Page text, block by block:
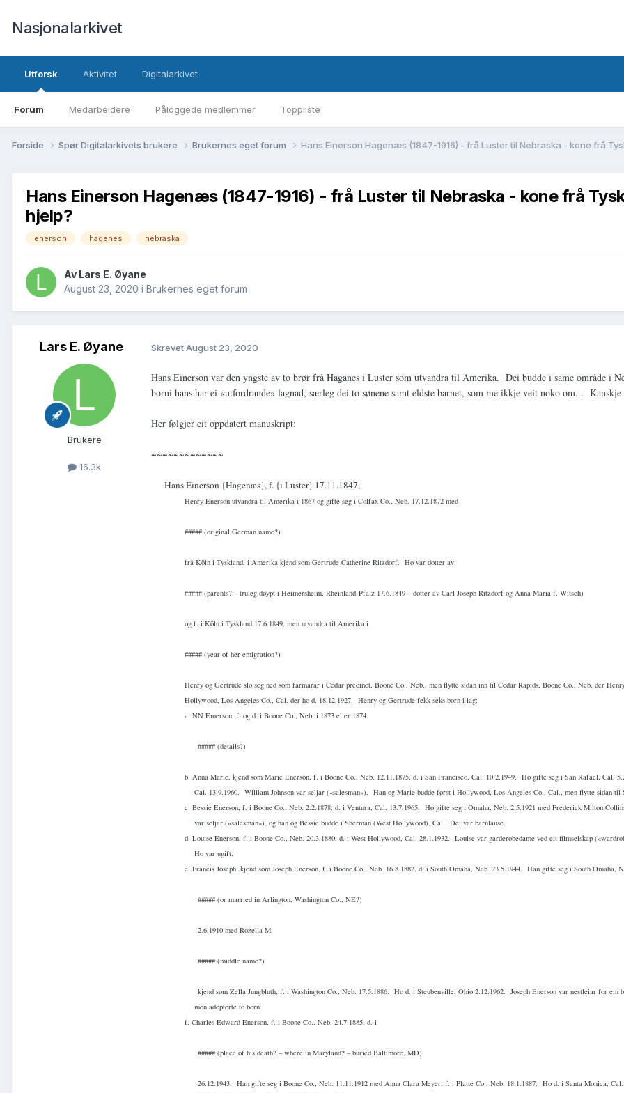
Nasjonalarkivet
Utforsk
Forum Medarbeidere Påloggede medlemmer Toppliste
Aktivitet Digitalarkivet
Forside Spør Digitalarkivets brukere Brukernes eget forum Hans Einerson Hagenæs (1847-1916) - frå Luster til Nebraska - kone frå
Hans Einerson Hagenæs (1847-1916) - frå Luster til Nebraska - kone frå
hjelp?
enerson hagenes nebraska
Av Lars E. Øyane
August 23, 2020 i Brukernes eget forum
Lars E. Øyane
Brukere
16.3k
SkrevetAugust 23, 2020
Hans Einerson var den yngste av to brør frå Haganes i Luster som utvandra til Amerika. Dei budde i same område i
borni hans har ei «utfordrande» lagnad, særleg dei to sønene samt eldste barnet, som me ikkje veit noko om...
Her følgjer eit oppdatert manuskript:
~~~~~~~~~~~~~
Hans Einerson {Hagenæs}, f. {i Luster} 17.11.1847,
Henry Enerson utvandra til Amerika i 1867 og gifte seg i Colfax Co., Neb. 17.12.1872 med
##### (original German name?)
frå Köln i Tyskland, i Amerika kjend som Gertrude Catherine Ritzdorf. Ho var dotter av
##### (parents? – truleg døypt i Heimersheim, Rheinland-Pfalz 17.6.1849 – dotter av Carl Joseph Ritzdorf og Anna Maria f. Witsch)
og f. i Köln i Tyskland 17.6.1849, men utvandra til Amerika i
##### (year of her emigration?)
Henry og Gertrude slo seg ned som farmarar i Cedar precinct, Boone Co., Neb., men flytte sidan inn til Cedar Rapids, Boone Co., Neb. der
Hollywood, Los Angeles Co., Cal. der ho d. 18.12.1927. Henry og Gertrude fekk seks born i lag:
a. NN Emerson, f. og d. i Boone Co., Neb. i 1873 eller 1874.
##### (details?)
b. Anna Marie, kjend som Marie Enerson, f. i Boone Co., Neb. 12.11.1875, d. i San Francisco, Cal. 10.2.1949. Ho gifte seg i San Rafael, Cal.
Cal. 13.9.1960. William Johnson var seljar («salesman»). Han og Marie budde først i Hollywood, Los Angeles Co., Cal., men flytte sidan til
c. Bessie Enerson, f. i Boone Co., Neb. 2.2.1878, d. i Ventura, Cal. 13.7.1965. Ho gifte seg i Omaha, Neb. 2.5.1921 med Frederick Milton
var seljar («salesman»), og han og Bessie budde i Sherman (West Hollywood), Cal. Dei var barnlause.
d. Louise Enerson, f. i Boone Co., Neb. 20.3.1880, d. i West Hollywood, Cal. 28.1.1932. Louise var garderobedame ved eit filmselskap
Ho var ugift.
e. Francis Joseph, kjend som Joseph Enerson, f. i Boone Co., Neb. 16.8.1882, d. i South Omaha, Neb. 23.5.1944. Han gifte seg i South Omaha,
##### (or married in Arlington, Washington Co., NE?)
2.6.1910 med Rozella M.
##### (middle name?)
kjend som Zella Jungbluth, f. i Washington Co., Neb. 17.5.1886. Ho d. i Steubenville, Ohio 2.12.1962. Joseph Enerson var nestleiar for ein
men adopterte to born.
f. Charles Edward Enerson, f. i Boone Co., Neb. 24.7.1885, d. i
##### (place of his death? – where in Maryland? – buried Baltimore, MD)
26.12.1943. Han gifte seg i Boone Co., Neb. 11.11.­1912 med Anna Clara Meyer, f. i Platte Co., Neb. 18.1.1887. Ho d. i Santa Monica, Cal.